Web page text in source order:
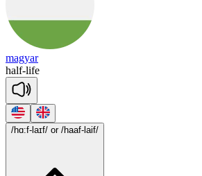
magyar
half-life
/hɑ:f-laɪf/ or /haaf-laif/